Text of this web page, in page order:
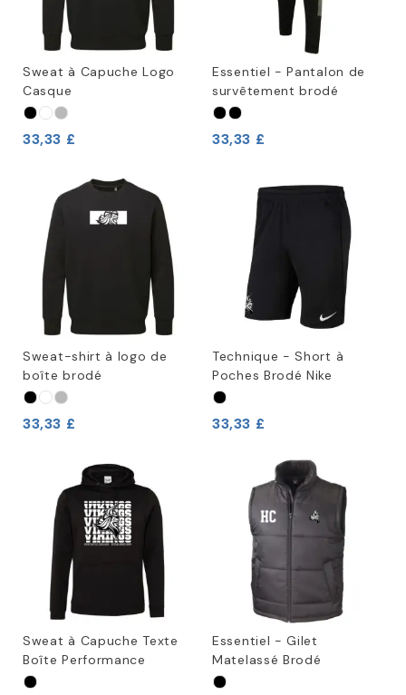
Sweat à Capuche Logo
Casque
33,33 £
Essentiel - Pantalon de
survêtement brodé
33,33 £
Sweat-shirt à logo de
boîte brodé
33,33 £
Technique - Short à
Poches Brodé Nike
33,33 £
Sweat à Capuche Texte
Boîte Performance
Essentiel - Gilet
Matelassé Brodé